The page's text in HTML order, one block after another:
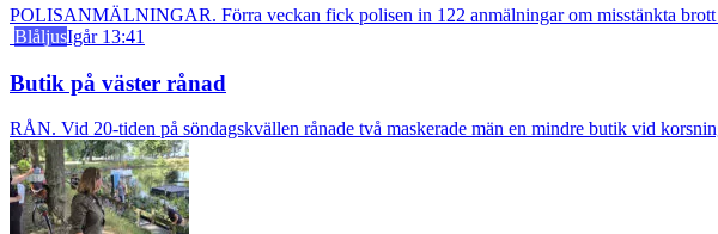
POLISANMÄLNINGAR. Förra veckan fick polisen in 122 anmälningar om misstänkta
BlåljusIgår 13:41
Butik på väster rånad
RÅN. Vid 20-tiden på söndagskvällen rånade två maskerade män en mindre butik vid